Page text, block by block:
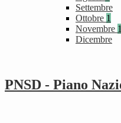
Settembre
Ottobre 1
Novembre 1
Dicembre
PNSD - Piano